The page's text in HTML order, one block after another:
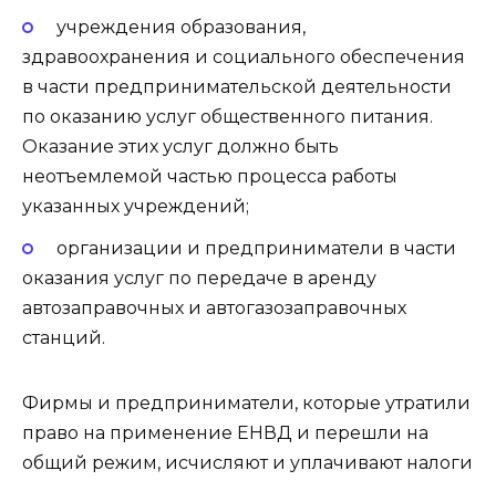
учреждения образования,
здравоохранения и социального обеспечения
в части предпринимательской деятельности
по оказанию услуг общественного питания.
Оказание этих услуг должно быть
неотъемлемой частью процесса работы
указанных учреждений;
организации и предприниматели в части
оказания услуг по передаче в аренду
автозаправочных и автогазозаправочных
станций.
Фирмы и предприниматели, которые утратили
право на применение ЕНВД и перешли на
общий режим, исчисляют и уплачивают налоги